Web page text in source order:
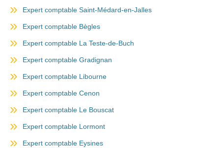
Expert comptable Saint-Médard-en-Jalles
Expert comptable Bègles
Expert comptable La Teste-de-Buch
Expert comptable Gradignan
Expert comptable Libourne
Expert comptable Cenon
Expert comptable Le Bouscat
Expert comptable Lormont
Expert comptable Eysines